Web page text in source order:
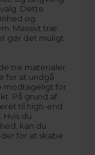
Dette
og
Massivt træ
gør det muligt
tre materialer
for at undgå
modtageligt for
På grund af
til high-end
du
kan du
for at skabe